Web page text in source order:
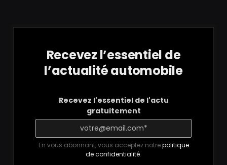
Recevez l’essentiel de
l’actualité automobile
Recevez l'essentiel de l'actu
gratuitement
En vous abonnant, vous acceptez notrepolitique
de confidentialité.